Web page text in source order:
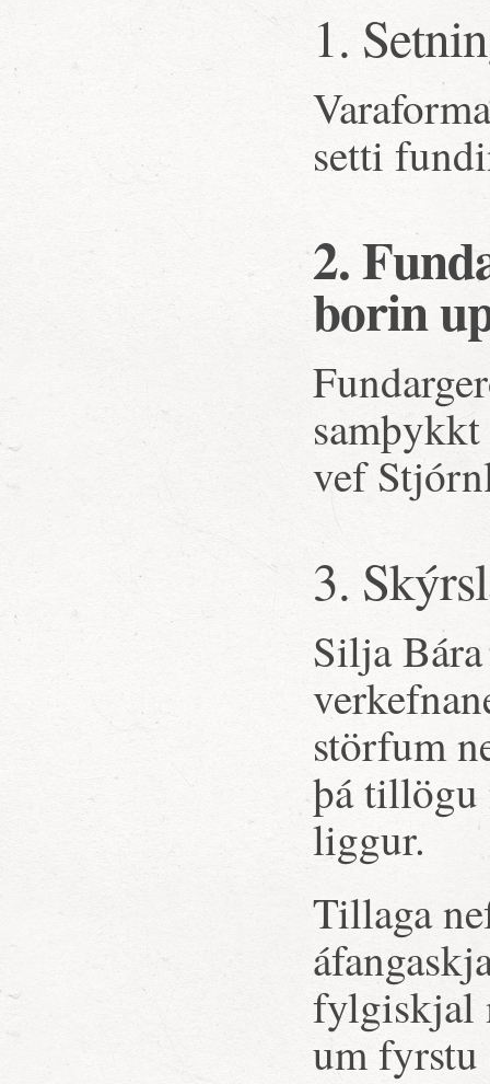
1.
setti
2.
borin
vef
3.
Silja
störfum
þá tillögu
liggur.
Tillaga
fylgiskjal
um fyrstu